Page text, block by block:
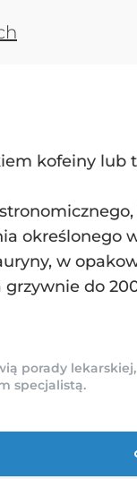
kofeiny lub
określonego
w
do
porady
specjalistą.